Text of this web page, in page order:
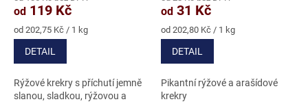
produktu
je
5,0
z
od 119 Kč
Měrná
cena:
od 202,75 Kč / 1 kg
DETAIL
Rýžové krekry s příchutí jemně
slanou, sladkou, rýžovou a
produktu
je
4,9
z
od 31 Kč
Měrná
cena:
od 202,80 Kč / 1 kg
DETAIL
Pikantní rýžové a arašídové
krekry